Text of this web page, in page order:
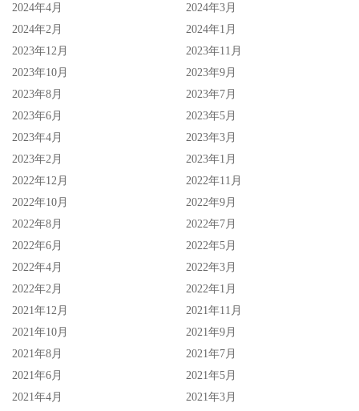
连社群都要他们代操那铁定被操死；一般而言，除非有特殊
以厂商想直接测试她的帐号，结果经纪人说他不知道密码，
新ありな(新有菜)也不想用自己的帐号测试，就可以证明经
纪人不管女艺人的社群发文〜
[铃村 爱里]作品下载地址
2024年4月
2024年3月
2024年2月
2024年1月
2023年12月
2023年11月
2023年10月
2023年9月
2023年8月
2023年7月
2023年6月
2023年5月
2023年4月
2023年3月
2023年2月
2023年1月
2022年12月
2022年11月
2022年10月
2022年9月
2022年8月
2022年7月
2022年6月
2022年5月
2022年4月
2022年3月
2022年2月
2022年1月
2021年12月
2021年11月
2021年10月
2021年9月
2021年8月
2021年7月
2021年6月
2021年5月
2021年4月
2021年3月